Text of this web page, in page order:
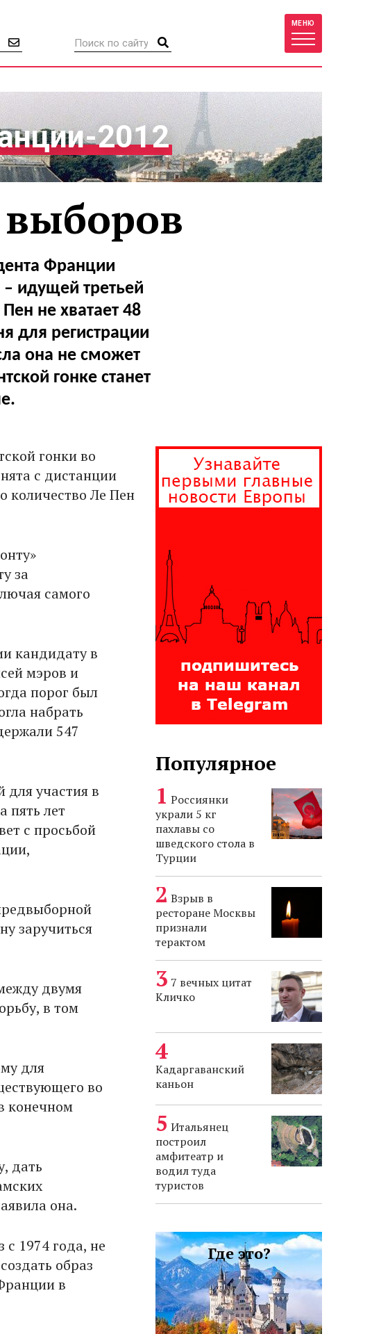
МЕНЮ
2012
Франции
идущей третьей
не хватает 48
для регистрации
она не сможет
гонке станет
гонки во
с дистанции
количество Ле Пен
за
самого
кандидату в
мэров и
порог был
набрать
547
для участия в
пять лет
с просьбой
заручиться
двумя
в том
для
во
конечном
дать
она.
1974 года, не
образ
в
Популярное
Россиянки
украли 5 кг
пахлавы со
шведского стола в
Турции
Взрыв в
ресторане Москвы
признали
терактом
7 вечных цитат
Кличко
Кадаргаванский
каньон
Итальянец
построил
амфитеатр и
водил туда
туристов
Где это?